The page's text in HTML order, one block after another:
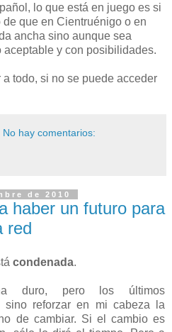
lo que está en juego es si
que en Cientruénigo o en
ancha sino aunque sea
aceptable y con posibilidades.
todo, si no se puede acceder
No hay comentarios:
de 2010
haber un futuro para
red
condenada.
duro, pero los últimos
sino reforzar en mi cabeza la
de cambiar. Si el cambio es